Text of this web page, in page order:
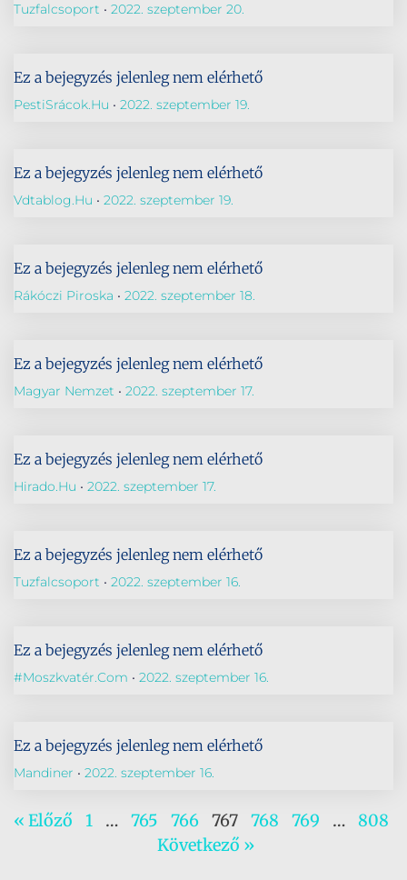
Tuzfalcsoport 2022. szeptember 20.
Ez a bejegyzés jelenleg nem elérhető
PestiSrácok.hu 2022. szeptember 19.
Ez a bejegyzés jelenleg nem elérhető
Vdtablog.hu 2022. szeptember 19.
Ez a bejegyzés jelenleg nem elérhető
Rákóczi Piroska 2022. szeptember 18.
Ez a bejegyzés jelenleg nem elérhető
Magyar Nemzet 2022. szeptember 17.
Ez a bejegyzés jelenleg nem elérhető
Hirado.hu 2022. szeptember 17.
Ez a bejegyzés jelenleg nem elérhető
Tuzfalcsoport 2022. szeptember 16.
Ez a bejegyzés jelenleg nem elérhető
#Moszkvatér.com 2022. szeptember 16.
Ez a bejegyzés jelenleg nem elérhető
Mandiner 2022. szeptember 16.
« Előző 1 … 765 766 767 768 769 …
808
Következő »